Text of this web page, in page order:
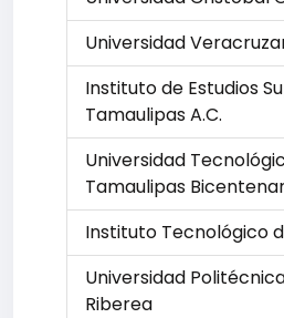
Universidad
Instituto de Estudios
Tamaulipas A.C.
Universidad
Tamaulipas
Instituto Tecnológico
Universidad
Riberea